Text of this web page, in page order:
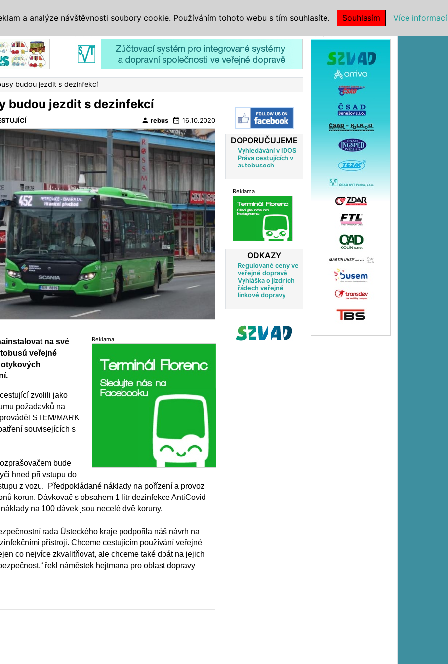
budou jezdit s dezinfekcí
budou jezdit s dezinfekcí
person rebus date_range 16.10.2020
Reklama
na své
veřejné
zvolili jako
požadavků na
STEM/MARK
souvisejících s
bude
hned při vstupu do
z vozu. Předpokládané náklady na pořízení a provoz
korun. Dávkovač s obsahem 1 litr dezinfekce AntiCovid
na 100 dávek jsou necelé dvě koruny.
rada Ústeckého kraje podpořila náš návrh na
přístroji. Chceme cestujícím používání veřejné
co nejvíce zkvalitňovat, ale chceme také dbát na jejich
řekl náměstek hejtmana pro oblast dopravy
DOPORUČUJEME
Vyhledávání v IDOS
Práva cestujících v
autobusech
Reklama
ODKAZY
Regulované ceny ve
veřejné dopravě
Vyhláška o jízdních
řádech veřejné
linkové dopravy
a analýze návštěvnosti soubory cookie. Používáním tohoto webu s tím souhlasíte. Souhlasím Více informací